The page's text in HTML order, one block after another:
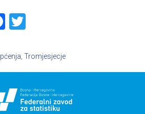
Facebook
Tromjesjecje